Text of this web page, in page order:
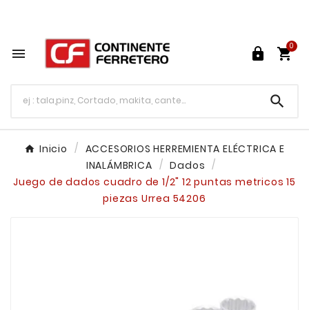
  
0

Inicio
ACCESORIOS HERREMIENTA ELÉCTRICA E
INALÁMBRICA
Dados
Juego de dados cuadro de 1/2" 12 puntas metricos 15
piezas Urrea 54206